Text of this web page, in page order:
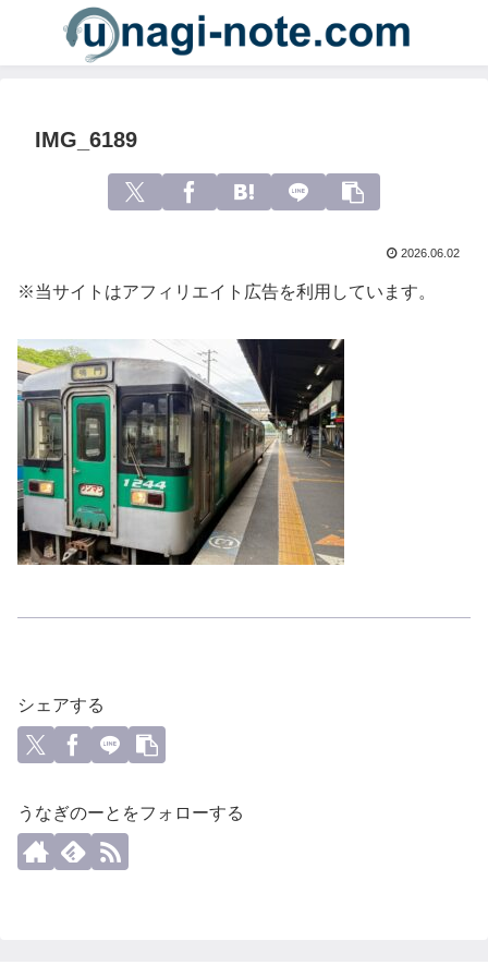
IMG_6189
2026.06.02
※当サイトはアフィリエイト広告を利用しています。
シェアする
うなぎのーとをフォローする